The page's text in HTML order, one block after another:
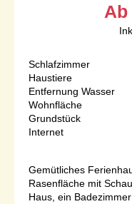
Ab
Schlafzimmer
Haustiere
Entfernung Wasser
Wohnfläche
Grundstück
Internet
Gemütliches
Rasenfläche mit
Haus, ein